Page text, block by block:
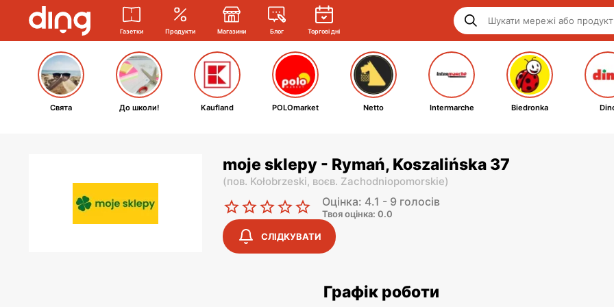
Газетки Продукти Магазини Блог Торгові дні
Свята До школи! Kaufland POLOmarket Netto Intermarche Biedronka
moje sklepy - Rymań, Koszalińska 37
(пов. Kołobrzeski, воєв. Zachodniopomorskie)
Оцінка: 4.1 - 9 голосів
Твоя оцінка: 0.0
СЛІДКУВАТИ
Графік роботи